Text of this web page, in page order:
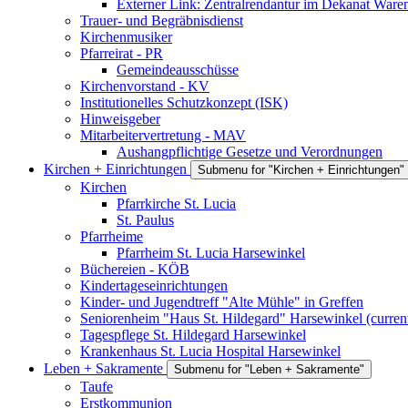
Externer Link: Zentralrendantur im Dekanat
Trauer- und Begräbnisdienst
Kirchenmusiker
Pfarreirat - PR
Gemeindeausschüsse
Kirchenvorstand - KV
Institutionelles Schutzkonzept (ISK)
Hinweisgeber
Mitarbeitervertretung - MAV
Aushangpflichtige Gesetze und Verordnungen
Kirchen + Einrichtungen
Submenu for "Kirchen + Einrichtungen"
Kirchen
Pfarrkirche St. Lucia
St. Paulus
Pfarrheime
Pfarrheim St. Lucia Harsewinkel
Büchereien - KÖB
Kindertageseinrichtungen
Kinder- und Jugendtreff "Alte Mühle" in Greffen
Seniorenheim "Haus St. Hildegard" Harsewinkel
Tagespflege St. Hildegard Harsewinkel
Krankenhaus St. Lucia Hospital Harsewinkel
Leben + Sakramente
Submenu for "Leben + Sakramente"
Taufe
Erstkommunion